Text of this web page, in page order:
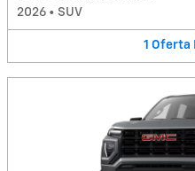
2026 • SUV
1 Oferta